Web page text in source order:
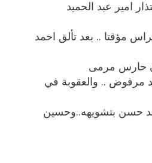
امير عبد الحميد
مؤقتا .. بعد تألق احمد
حارس مرمى
مرفوض .. والعقوبة في
حسن بتشويهه..وحسين